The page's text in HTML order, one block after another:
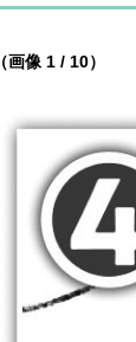
（画像 1 / 10）